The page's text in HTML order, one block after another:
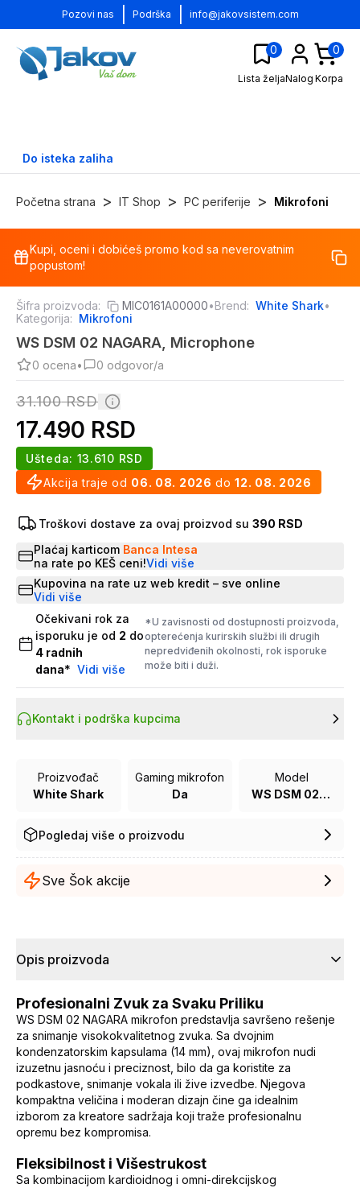
Pozovi nas Podrška info@jakovsistem.com
0
Lista željaNalog
0
Korpa
Do isteka zaliha
Početna strana > IT Shop > PC periferije > Mikrofoni
%
Kupi, oceni i dobićeš promo kod sa neverovatnim
popustom!
Šifra proizvoda: MIC0161A00000•Brend: White Shark•
Kategorija: Mikrofoni
WS DSM 02 NAGARA, Microphone
0 ocena• 0 odgovor/a
31.100RSD
17.490 RSD
Akcija traje od 06. 08. 2026 do 12. 08. 2026
Ušteda: 13.610 RSD
Troškovi dostave za ovaj proizvod su 390 RSD
Plaćaj karticom Banca Intesa
na rate po KEŠ ceni!Vidi više
Kupovina na rate uz web kredit – sve online
Vidi više
Očekivani rok za
isporuku je od 2 do
4 radnih
dana* Vidi više
*U zavisnosti od dostupnosti proizvoda,
opterećenja kurirskih službi ili drugih
nepredviđenih okolnosti, rok isporuke
može biti i duži.
Kontakt i podrška kupcima
Proizvođač
White Shark
Gaming mikrofon
Da
Model
WS DSM 02 NAGARA
Pogledaj više o proizvodu
Sve Šok akcije
Opis proizvoda
Profesionalni Zvuk za Svaku Priliku
WS DSM 02 NAGARA mikrofon predstavlja savršeno rešenje
za snimanje visokokvalitetnog zvuka. Sa dvojnim
kondenzatorskim kapsulama (14 mm), ovaj mikrofon nudi
izuzetnu jasnoću i preciznost, bilo da ga koristite za
podkastove, snimanje vokala ili žive izvedbe. Njegova
kompaktna veličina i moderan dizajn čine ga idealnim
izborom za kreatore sadržaja koji traže profesionalnu
opremu bez kompromisa.
Fleksibilnost i Višestrukost
Sa kombinacijom kardioidnog i omni-direkcijskog